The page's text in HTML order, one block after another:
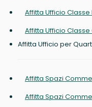
Affitta Ufficio Classe
Affitta Ufficio Classe
Affitta Ufficio per
Affitta Spazi
Affitta Spazi